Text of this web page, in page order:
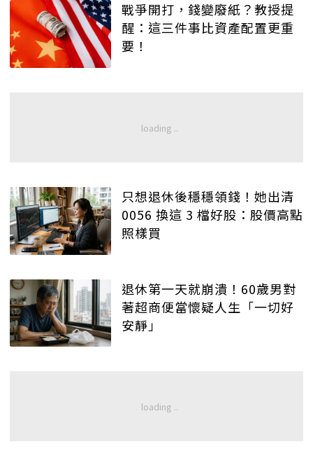
戰爭開打，錢變廢紙？教授提
醒：這三件事比資產配置更重
要！
只想退休後穩穩領錢！她出清
0056 換這 3 檔好股：股價高點
照樣買
退休第一天就崩潰！60歲男對
著超商便當懷疑人生「一切好
安靜」